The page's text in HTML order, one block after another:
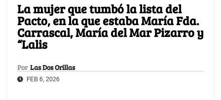
La mujer que tumbó la lista del
Pacto, en la que estaba María Fda.
Carrascal, María del Mar Pizarro y
“Lalis
Por Las Dos Orillas
FEB 6, 2026